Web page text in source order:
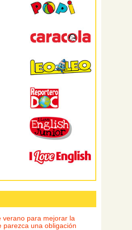
verano para mejorar la
parezca una obligación